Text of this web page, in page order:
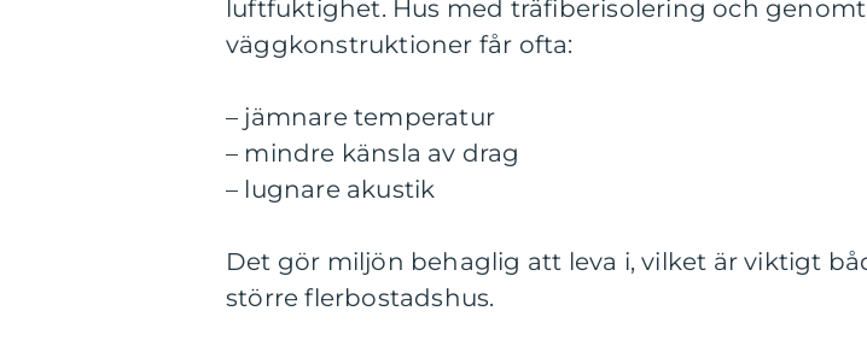
luftfuktighet. Hus med träfiberisolering och
väggkonstruktioner får ofta:
– jämnare temperatur
– mindre känsla av drag
– lugnare akustik
Det gör miljön behaglig att leva i, vilket är viktigt
större flerbostadshus.